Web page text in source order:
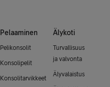
Pelaaminen
Pelikonsolit
Konsolipelit
Konsolitarvikkeet
Älykoti
Turvallisuus
ja valvonta
Älyvalaistus